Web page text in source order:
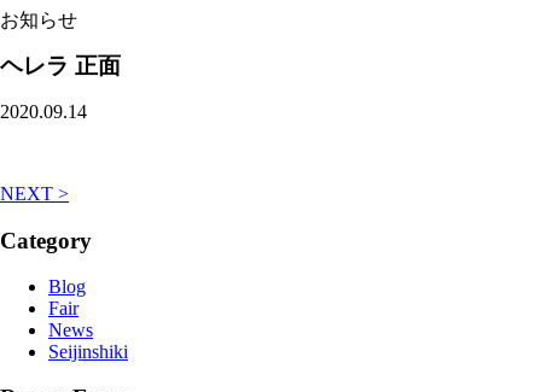
お知らせ
ヘレラ 正面
2020.09.14
NEXT >
Category
Blog
Fair
News
Seijinshiki